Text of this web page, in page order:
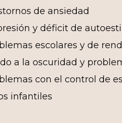
de ansiedad
y déficit de
escolares y de
a la oscuridad y
con el control de
infantiles